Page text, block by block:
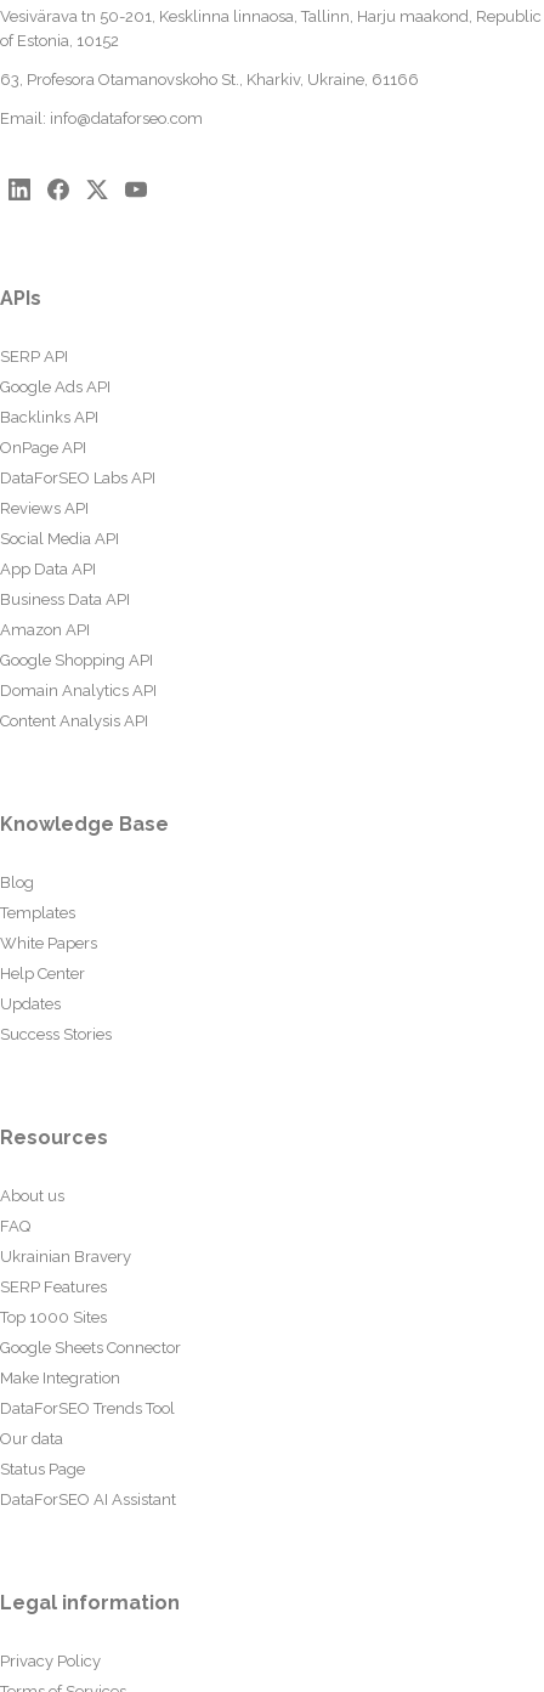
Vesivärava tn 50-201, Kesklinna linnaosa, Tallinn, Harju maakond, Republic
of Estonia, 10152
63, Profesora Otamanovskoho St., Kharkiv, Ukraine, 61166
Email: info@dataforseo.com
APIs
SERP API
Google Ads API
Backlinks API
OnPage API
DataForSEO Labs API
Reviews API
Social Media API
App Data API
Business Data API
Amazon API
Google Shopping API
Domain Analytics API
Content Analysis API
Knowledge Base
Blog
Templates
White Papers
Help Center
Updates
Success Stories
Resources
About us
FAQ
Ukrainian Bravery
SERP Features
Top 1000 Sites
Google Sheets Connector
Make Integration
DataForSEO Trends Tool
Our data
Status Page
DataForSEO AI Assistant
Legal information
Privacy Policy